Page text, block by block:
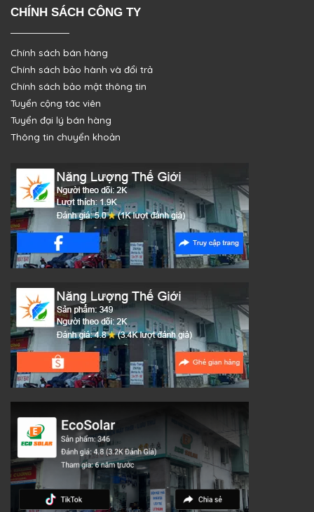
CHÍNH SÁCH CÔNG TY
Chính sách bán hàng
Chính sách bảo hành và đổi trả
Chính sách bảo mật thông tin
Tuyển cộng tác viên
Tuyển đại lý bán hàng
Thông tin chuyển khoản